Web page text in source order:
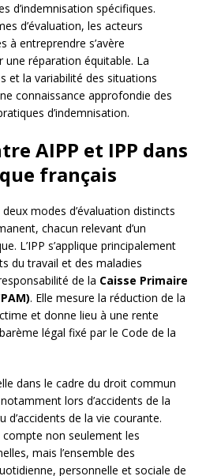
d’indemnisation spécifiques.
d’évaluation, les acteurs
à entreprendre s’avère
une réparation équitable. La
et la variabilité des situations
connaissance approfondie des
d’indemnisation.
AIPP et IPP dans
français
modes d’évaluation distincts
chacun relevant d’un
L’IPP s’applique principalement
du travail et des maladies
de la Caisse Primaire
. Elle mesure la réduction de la
et donne lieu à une rente
légal fixé par le Code de la
dans le cadre du droit commun
lors d’accidents de la
d’accidents de la vie courante.
non seulement les
mais l’ensemble des
personnelle et sociale de